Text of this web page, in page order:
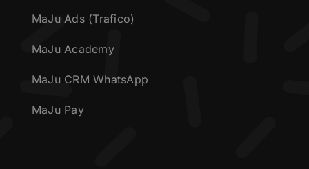
MaJu Ads (Trafico)
MaJu Academy
MaJu CRM WhatsApp
MaJu Pay